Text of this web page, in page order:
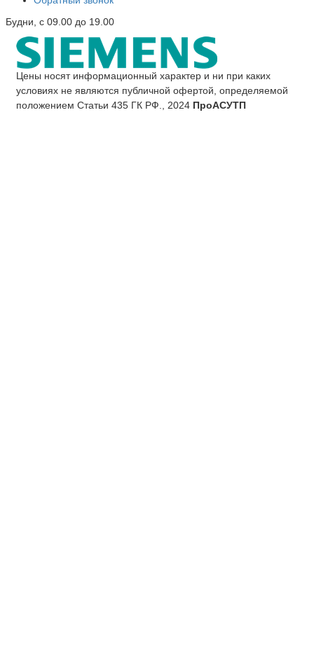
Будни, с 09.00 до 19.00
Цены носят информационный характер и ни при каких
условиях не являются публичной офертой, определяемой
положением Статьи 435 ГК РФ., 2024 ПроАСУТП